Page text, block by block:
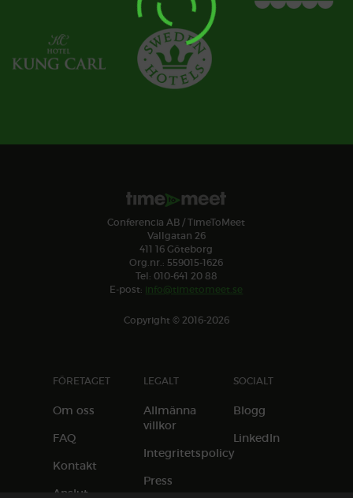
Conferencia AB / TimeToMeet
Vallgatan 26
411 16 Göteborg
Org.nr.: 559015-1626
Tel: 010-641 20 88
E-post: info@timetomeet.se
Copyright © 2016-2026
FÖRETAGET
Om oss
FAQ
Kontakt
Anslut
LEGALT
Allmänna
villkor
Integritetspolicy
Press
SOCIALT
Blogg
LinkedIn